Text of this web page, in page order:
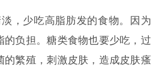
，少吃高脂肪发的食物。因为
的负担。糖类食物也要少吃，过
的繁殖，刺激皮肤，造成皮肤瘙